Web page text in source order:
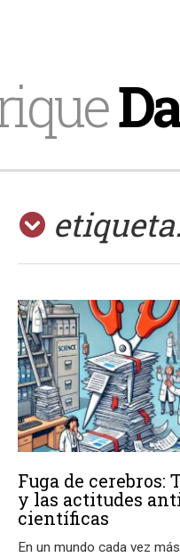
Fuga de cerebros:
y las actitudes
científicas
En un mundo cada vez más